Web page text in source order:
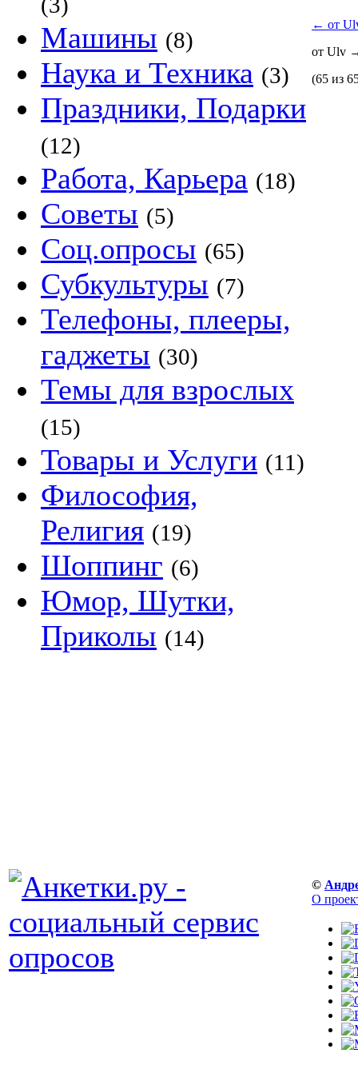
Машины (8)
Наука и Техника (3)
Праздники, Подарки
(12)
Работа, Карьера (18)
Советы (5)
Соц.опросы (65)
Субкультуры (7)
Телефоны, плееры,
гаджеты (30)
Темы для взрослых
(15)
Товары и Услуги (11)
Философия,
Религия (19)
Шоппинг (6)
Юмор, Шутки,
Приколы (14)
← от
от Ulv
(65 из
©
О